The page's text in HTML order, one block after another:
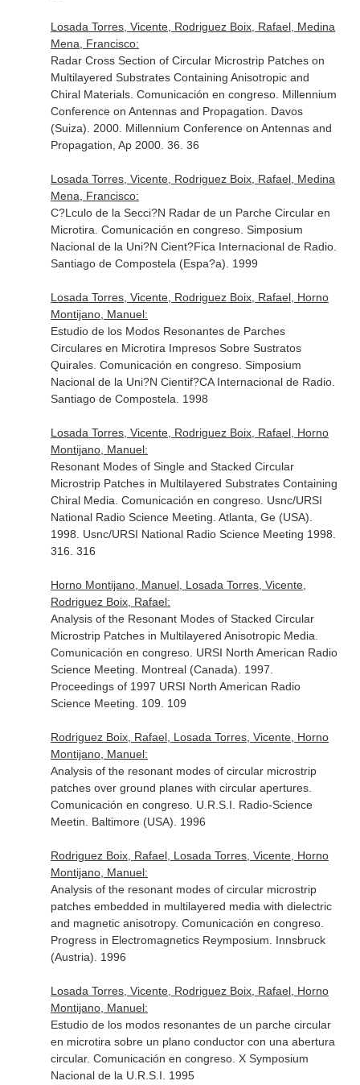
Losada Torres, Vicente, Rodriguez Boix, Rafael, Medina
Mena, Francisco:
Radar Cross Section of Circular Microstrip Patches on
Multilayered Substrates Containing Anisotropic and
Chiral Materials. Comunicación en congreso. Millennium
Conference on Antennas and Propagation. Davos
(Suiza). 2000. Millennium Conference on Antennas and
Propagation, Ap 2000. 36. 36
Losada Torres, Vicente, Rodriguez Boix, Rafael, Medina
Mena, Francisco:
C?Lculo de la Secci?N Radar de un Parche Circular en
Microtira. Comunicación en congreso. Simposium
Nacional de la Uni?N Cient?Fica Internacional de Radio.
Santiago de Compostela (Espa?a). 1999
Losada Torres, Vicente, Rodriguez Boix, Rafael, Horno
Montijano, Manuel:
Estudio de los Modos Resonantes de Parches
Circulares en Microtira Impresos Sobre Sustratos
Quirales. Comunicación en congreso. Simposium
Nacional de la Uni?N Cientif?CA Internacional de Radio.
Santiago de Compostela. 1998
Losada Torres, Vicente, Rodriguez Boix, Rafael, Horno
Montijano, Manuel:
Resonant Modes of Single and Stacked Circular
Microstrip Patches in Multilayered Substrates Containing
Chiral Media. Comunicación en congreso. Usnc/URSI
National Radio Science Meeting. Atlanta, Ge (USA).
1998. Usnc/URSI National Radio Science Meeting 1998.
316. 316
Horno Montijano, Manuel, Losada Torres, Vicente,
Rodriguez Boix, Rafael:
Analysis of the Resonant Modes of Stacked Circular
Microstrip Patches in Multilayered Anisotropic Media.
Comunicación en congreso. URSI North American Radio
Science Meeting. Montreal (Canada). 1997.
Proceedings of 1997 URSI North American Radio
Science Meeting. 109. 109
Rodriguez Boix, Rafael, Losada Torres, Vicente, Horno
Montijano, Manuel:
Analysis of the resonant modes of circular microstrip
patches over ground planes with circular apertures.
Comunicación en congreso. U.R.S.I. Radio-Science
Meetin. Baltimore (USA). 1996
Rodriguez Boix, Rafael, Losada Torres, Vicente, Horno
Montijano, Manuel:
Analysis of the resonant modes of circular microstrip
patches embedded in multilayered media with dielectric
and magnetic anisotropy. Comunicación en congreso.
Progress in Electromagnetics Reymposium. Innsbruck
(Austria). 1996
Losada Torres, Vicente, Rodriguez Boix, Rafael, Horno
Montijano, Manuel:
Estudio de los modos resonantes de un parche circular
en microtira sobre un plano conductor con una abertura
circular. Comunicación en congreso. X Symposium
Nacional de la U.R.S.I. 1995